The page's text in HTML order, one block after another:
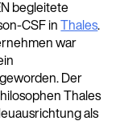
begleitete
CSF inThales.
war
Der
Thales
als